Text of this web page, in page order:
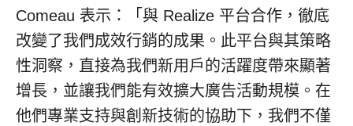
Comeau 表示：「與 Realize 平台合作，徹底
改變了我們成效行銷的成果。此平台與其策略
性洞察，直接為我們新用戶的活躍度帶來顯著
增長，並讓我們能有效擴大廣告活動規模。在
他們專業支持與創新技術的協助下，我們不僅